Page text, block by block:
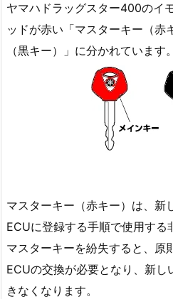
対
応
1.
ド
グ
ス
タ
ヤマハドラッグスター400のイ
ッドが赤い「マスターキー（赤
（黒キー）」に分かれています。
マスターキー（赤キー）は、新
ECUに登録する手順で使用する
マスターキーを紛失すると、原
ECUの交換が必要となり、新
きなくなります。